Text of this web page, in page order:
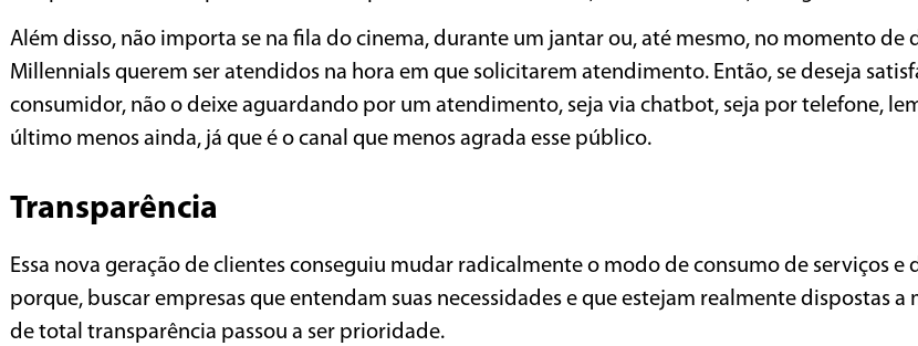
Além disso, não importa se na fila do cinema, durante um jantar ou, até mesmo, no momento de
Millennials querem ser atendidos na hora em que solicitarem atendimento. Então, se deseja
consumidor, não o deixe aguardando por um atendimento, seja via chatbot, seja por telefone,
último menos ainda, já que é o canal que menos agrada esse público.
Transparência
Essa nova geração de clientes conseguiu mudar radicalmente o modo de consumo de serviços e
porque, buscar empresas que entendam suas necessidades e que estejam realmente dispostas a
de total transparência passou a ser prioridade.